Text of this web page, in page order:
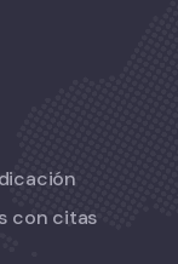
con citas